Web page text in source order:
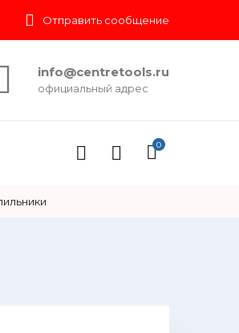
Отправить сообщение
info@centretools.ru
официальный адрес
0